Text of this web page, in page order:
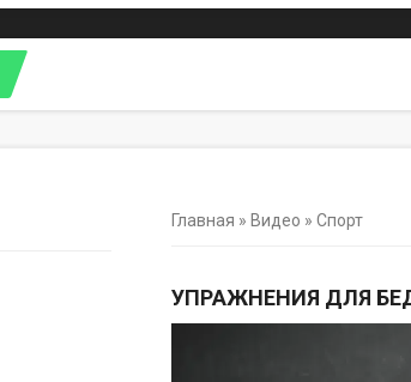
Главная » Видео » Спорт
УПРАЖНЕНИЯ ДЛЯ